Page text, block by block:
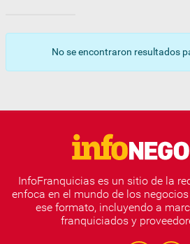
No se encontraron resultados
InfoFranquicias es un sitio de la
enfoca en el mundo de los
ese formato, incluyendo a
franquiciados y